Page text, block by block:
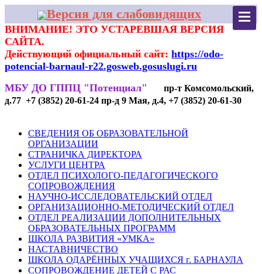
Версия для слабовидящих
ВНИМАНИЕ! ЭТО УСТАРЕВШАЯ ВЕРСИЯ
САЙТА.
Действующий официальный сайт: https://odo-
potencial-barnaul-r22.gosweb.gosuslugi.ru
МБУ ДО ГППЦ "Потенциал"
пр-т Комсомольский,
д.77 +7 (3852) 20-61-24 пр-д 9 Мая, д.4, +7 (3852) 20-61-30
СВЕДЕНИЯ ОБ ОБРАЗОВАТЕЛЬНОЙ
ОРГАНИЗАЦИИ
СТРАНИЧКА ДИРЕКТОРА
УСЛУГИ ЦЕНТРА
ОТДЕЛ ПСИХОЛОГО-ПЕДАГОГИЧЕСКОГО
СОПРОВОЖДЕНИЯ
НАУЧНО-ИССЛЕДОВАТЕЛЬСКИЙ ОТДЕЛ
ОРГАНИЗАЦИОННО-МЕТОДИЧЕСКИЙ ОТДЕЛ
ОТДЕЛ РЕАЛИЗАЦИИ ДОПОЛНИТЕЛЬНЫХ
ОБРАЗОВАТЕЛЬНЫХ ПРОГРАММ
ШКОЛА РАЗВИТИЯ «УМКА»
НАСТАВНИЧЕСТВО
ШКОЛА ОДАРЁННЫХ УЧАЩИХСЯ г. БАРНАУЛА
СОПРОВОЖДЕНИЕ ДЕТЕЙ С РАС